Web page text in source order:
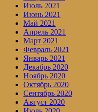
Июль 2021
Июнь 2021
Май 2021
Апрель 2021
Март 2021
Февраль 2021
Январь 2021
Декабрь 2020
Ноябрь 2020
Октябрь 2020
Сентябрь 2020
Август 2020